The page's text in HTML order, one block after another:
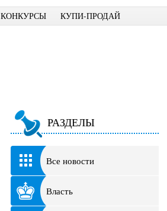
КОНКУРСЫ КУПИ-ПРОДАЙ
РАЗДЕЛЫ
Все новости
Власть